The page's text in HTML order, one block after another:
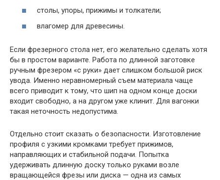
столы, упоры, прижимы и толкатели;
влагомер для древесины.
Если фрезерного стола нет, его желательно сделать хотя
бы в простом варианте. Работа по длинной заготовке
ручным фрезером «с руки» дает слишком большой риск
увода. Именно неравномерный съем материала чаще
всего приводит к тому, что шип на одном конце доски
входит свободно, а на другом уже клинит. Для вагонки
такая неточность недопустима.
Отдельно стоит сказать о безопасности. Изготовление
профиля с узкими кромками требует прижимов,
направляющих и стабильной подачи. Попытка
удерживать длинную доску только руками возле
вращающейся фрезы или диска — одна из самых